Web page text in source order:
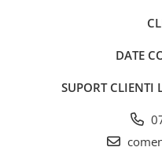
Diverse articole pentru
Instrumente de scris
Cerneala si rezerva pentru
DATE
SUPORT CLIENTI